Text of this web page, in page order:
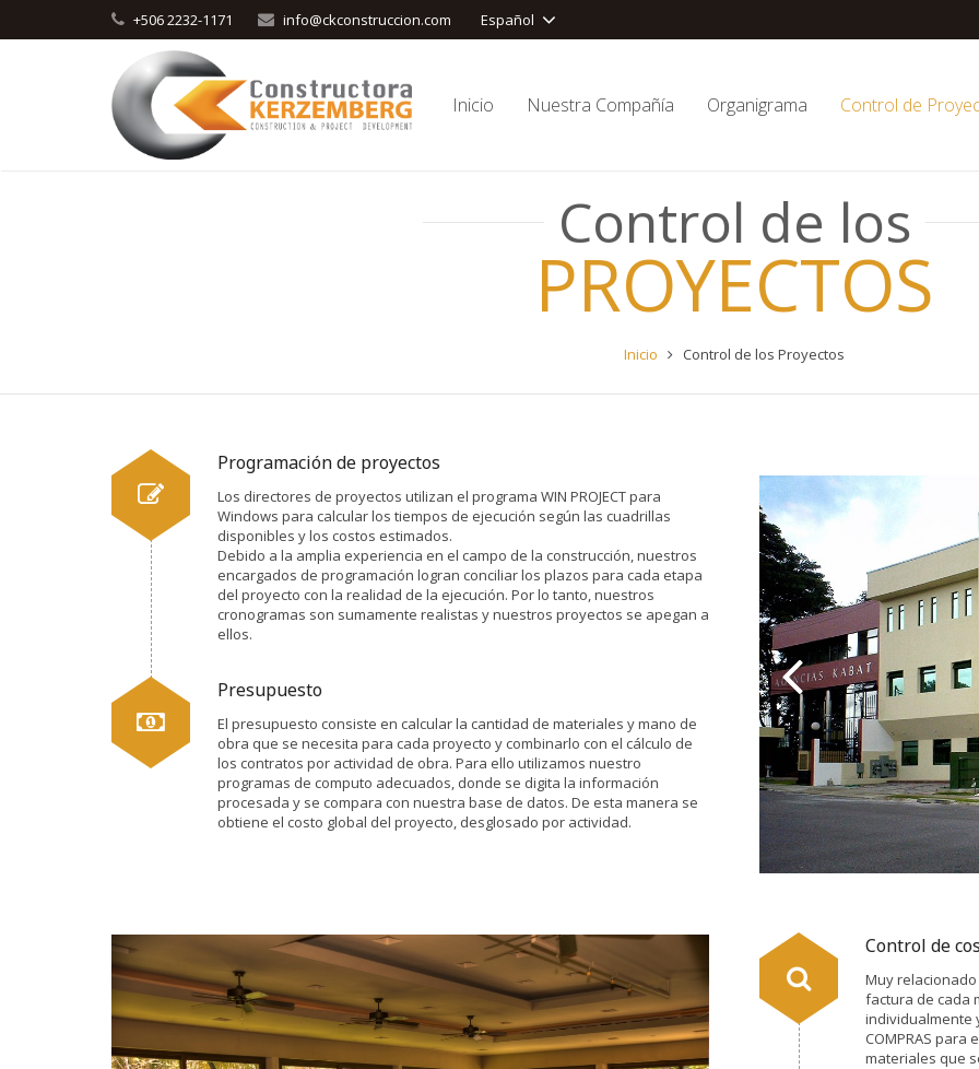
+506 2232-1171 info@ckconstruccion.com Español
Inicio Nuestra Compañía Organigrama Control de
Control de los
PROYECTOS
Inicio Control de los Proyectos
Programación de proyectos
Los directores de proyectos utilizan el programa WIN PROJECT para
Windows para calcular los tiempos de ejecución según las cuadrillas
disponibles y los costos estimados.
Debido a la amplia experiencia en el campo de la construcción, nuestros
encargados de programación logran conciliar los plazos para cada etapa
del proyecto con la realidad de la ejecución. Por lo tanto, nuestros
cronogramas son sumamente realistas y nuestros proyectos se apegan a
ellos.
Presupuesto
El presupuesto consiste en calcular la cantidad de materiales y mano de
obra que se necesita para cada proyecto y combinarlo con el cálculo de
los contratos por actividad de obra. Para ello utilizamos nuestro
programas de computo adecuados, donde se digita la información
procesada y se compara con nuestra base de datos. De esta manera se
obtiene el costo global del proyecto, desglosado por actividad.
Control de
Muy
factura de cada
individualmente
COMPRAS
materiales que